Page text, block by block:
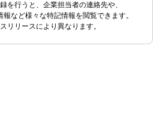
を行うと、企業担当者の連絡先や、
など様々な特記情報を閲覧できます。
リリースにより異なります。